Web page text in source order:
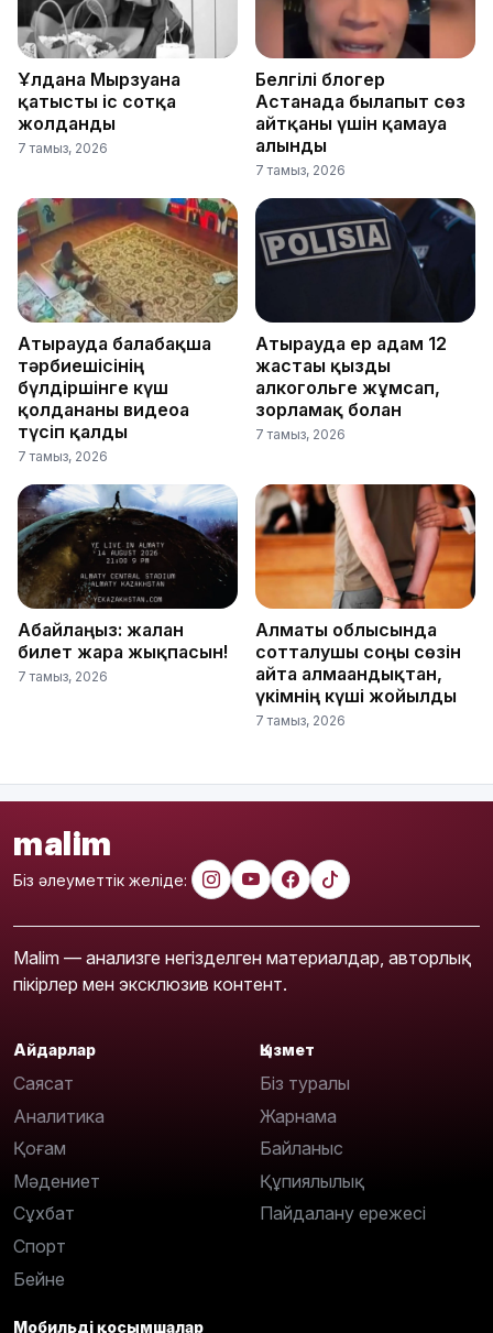
Ұлдана Мырзуанға
қатысты іс сотқа
жолданды
7 тамыз, 2026
Белгілі блогер
Астанада былапыт сөз
айтқаны үшін қамауға
алынды
7 тамыз, 2026
Атырауда балабақша
тәрбиешісінің
бүлдіршінге күш
қолданғаны видеоға
түсіп қалды
7 тамыз, 2026
Атырауда ер адам 12
жастағы қызды
алкогольге жұмсап,
зорламақ болған
7 тамыз, 2026
Абайлаңыз: жалған
билет жарға жықпасын!
7 тамыз, 2026
Алматы облысында
сотталушы соңғы сөзін
айта алмағандықтан,
үкімнің күші жойылды
7 тамыз, 2026
malim
Біз әлеуметтік желіде:
Malim — анализге негізделген материалдар, авторлық
пікірлер мен эксклюзив контент.
Айдарлар
Саясат
Аналитика
Қоғам
Мәдениет
Сұхбат
Спорт
Бейне
Қызмет
Біз туралы
Жарнама
Байланыс
Құпиялылық
Пайдалану ережесі
Мобильді қосымшалар